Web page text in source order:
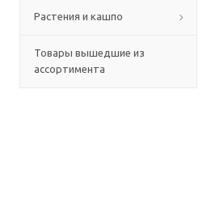
Растения и кашпо
Товары вышедшие из
ассортимента